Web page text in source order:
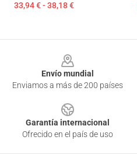
33,94 € - 38,18 €
Envío mundial
Enviamos a más de 200 países
Garantía internacional
Ofrecido en el país de uso